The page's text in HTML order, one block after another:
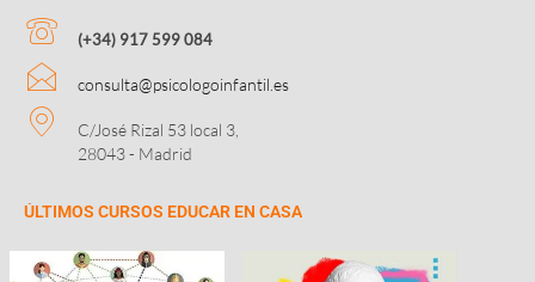
(+34) 917 599 084
consulta@psicologoinfantil.es
C/José Rizal 53 local 3,
28043 - Madrid
ÚLTIMOS CURSOS EDUCAR EN CASA